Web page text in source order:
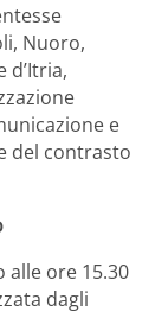
Nuoro,
d’Itria,
e
del contrasto
alle ore 15.30
dagli